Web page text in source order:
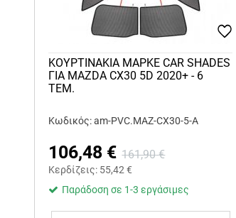
ΚΟΥΡΤΙΝΑΚΙΑ ΜΑΡΚΕ CAR SHADES
ΓΙΑ MAZDA CX30 5D 2020+ - 6
ΤΕΜ.
Κωδικός: am-PVC.MAZ-CX30-5-A
106,48 € 161,90 €
Κερδίζεις: 55,42 €
Παράδοση σε 1-3 εργάσιμες